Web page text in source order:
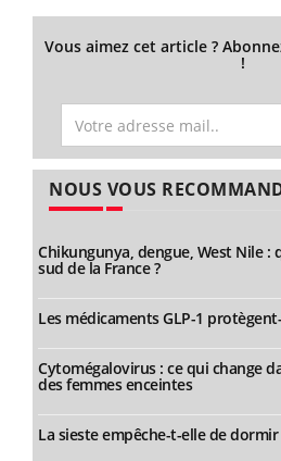
Vous aimez cet article ?
!
NOUS VOUS
Chikungunya, dengue, West Nile :
sud de la France ?
Les médicaments GLP-1
Cytomégalovirus : ce qui change
des femmes enceintes
La sieste empêche-t-elle de